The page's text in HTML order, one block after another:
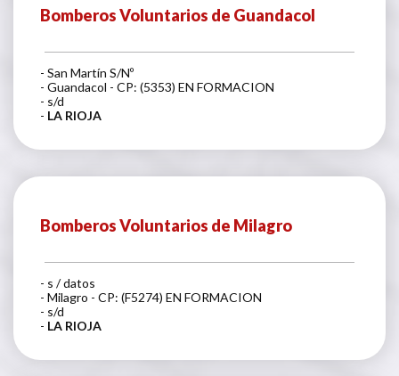
Bomberos Voluntarios de Guandacol
- San Martín S/Nº
- Guandacol - CP: (5353) EN FORMACION
- s/d
- LA RIOJA
Bomberos Voluntarios de Milagro
- s / datos
- Milagro - CP: (F5274) EN FORMACION
- s/d
- LA RIOJA